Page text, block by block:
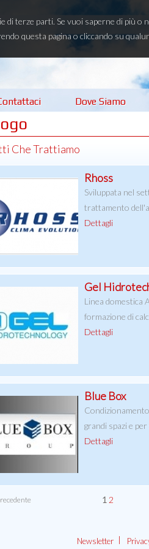
terze parti. Se vuoi saperne di più o
questa pagina o cliccando su
Dove Siamo
Che Trattiamo
Rhoss
Sviluppata nel
trattamento
Dettagli
Gel
Linea domestica
formazione di
Dettagli
Blue Box
grandi spazi e
Dettagli
1 2
Newsletter |